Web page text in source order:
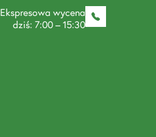
Ekspresowa wycena
dziś: 7:00 – 15:30